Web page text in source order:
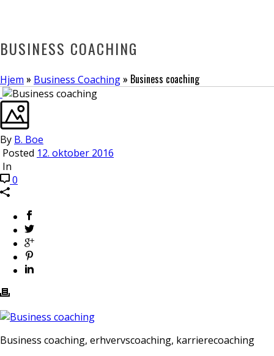
BUSINESS COACHING
Hjem » Business Coaching » Business coaching
By B. Boe
Posted 12. oktober 2016
In
0
Business coaching, erhvervscoaching, karrierecoaching